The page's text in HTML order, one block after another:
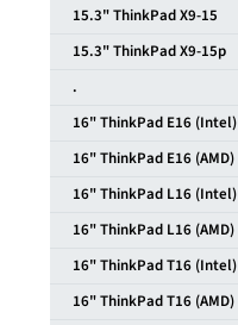
15.3" ThinkPad X9-15
15.3" ThinkPad X9-15p
.
16" ThinkPad E16 (Intel)
16" ThinkPad E16 (AMD)
16" ThinkPad L16 (Intel)
16" ThinkPad L16 (AMD)
16" ThinkPad T16 (Intel)
16" ThinkPad T16 (AMD)